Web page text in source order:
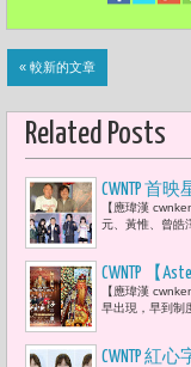
« 較新的文章
Related Posts
CWNTP 首
鐘獎個人
【應瑋漢
元、黃惟、曾皓
CWNTP 【
好，人先
【應瑋漢
早出現，早到制
CWNTP 紅